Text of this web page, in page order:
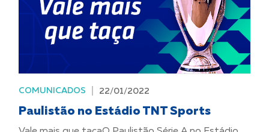
COMUNICADOS 22/01/2022
Paulistão no Estádio TNT Sports